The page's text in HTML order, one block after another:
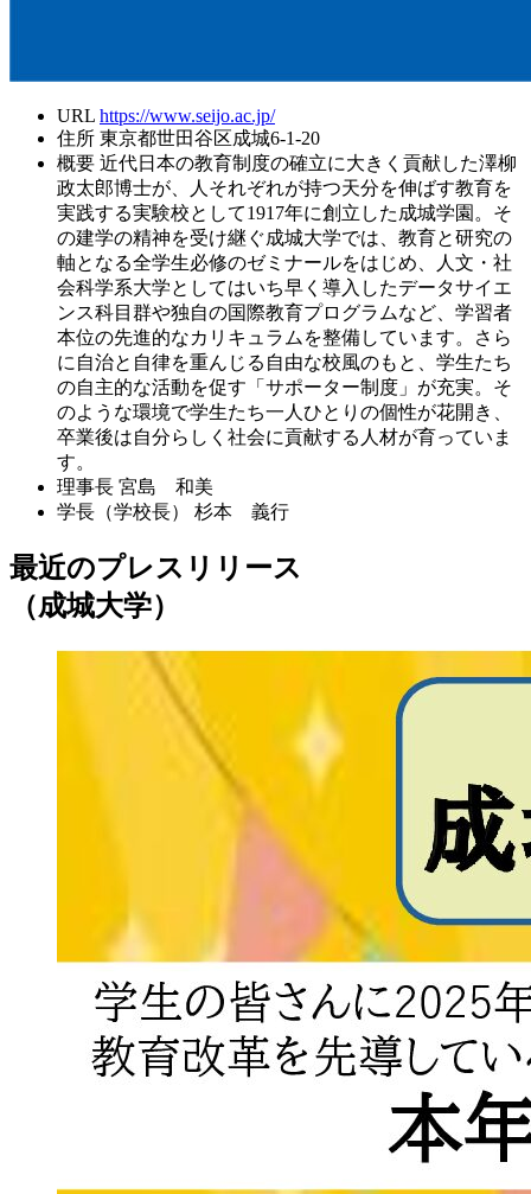
URL https://www.seijo.ac.jp/
住所 東京都世田谷区成城6-1-20
概要 近代日本の教育制度の確立に大きく貢献した澤柳
政太郎博士が、人それぞれが持つ天分を伸ばす教育を
実践する実験校として1917年に創立した成城学園。そ
の建学の精神を受け継ぐ成城大学では、教育と研究の
軸となる全学生必修のゼミナールをはじめ、人文・社
会科学系大学としてはいち早く導入したデータサイエ
ンス科目群や独自の国際教育プログラムなど、学習者
本位の先進的なカリキュラムを整備しています。さら
に自治と自律を重んじる自由な校風のもと、学生たち
の自主的な活動を促す「サポーター制度」が充実。そ
のような環境で学生たち一人ひとりの個性が花開き、
卒業後は自分らしく社会に貢献する人材が育っていま
す。
理事長 宮島 和美
学長（学校長）
杉本 義行
最近のプレスリリース
（成城大学）